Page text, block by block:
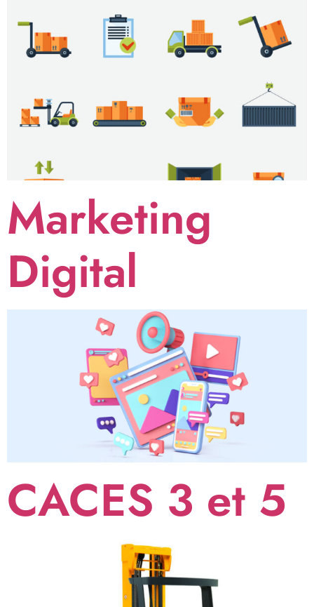
Marketing
Digital
CACES 3 et 5